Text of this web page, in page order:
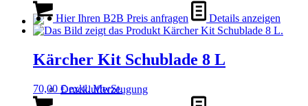
Drucklufterzeugung
Hier Ihren B2B Preis anfragen Details anzeigen
Kärcher Kit Schublade 8 L
70,00 €exkl. MwSt.